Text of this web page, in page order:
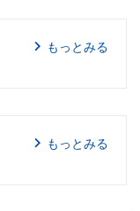
もっとみる
もっとみる